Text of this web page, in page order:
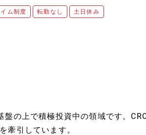
ム制度 転勤なし 土日休み
の上で積極投資中の領域です。
牽引しています。